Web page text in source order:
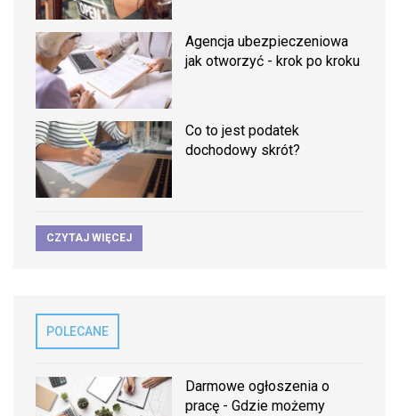
Agencja ubezpieczeniowa
jak otworzyć - krok po kroku
Co to jest podatek
dochodowy skrót?
CZYTAJ WIĘCEJ
POLECANE
Darmowe ogłoszenia o
pracę - Gdzie możemy